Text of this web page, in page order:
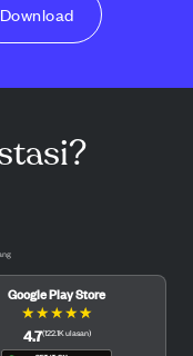
Download
Google Play Store
★★★★★
4.7(122.1Kulasan)